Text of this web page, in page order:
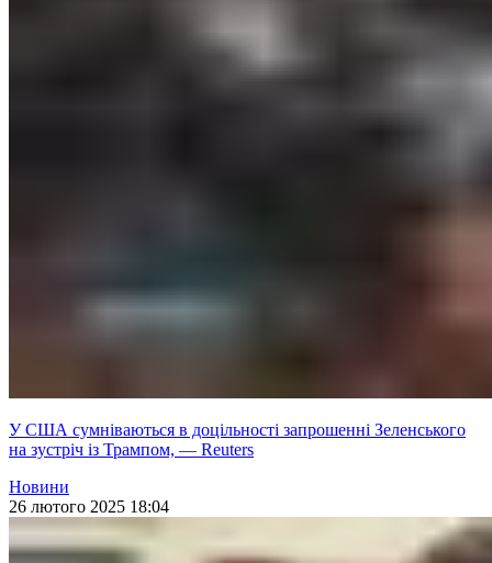
У США сумніваються в доцільності запрошенні Зеленського
на зустріч із Трампом, — Reuters
Новини
26 лютого 2025 18:04